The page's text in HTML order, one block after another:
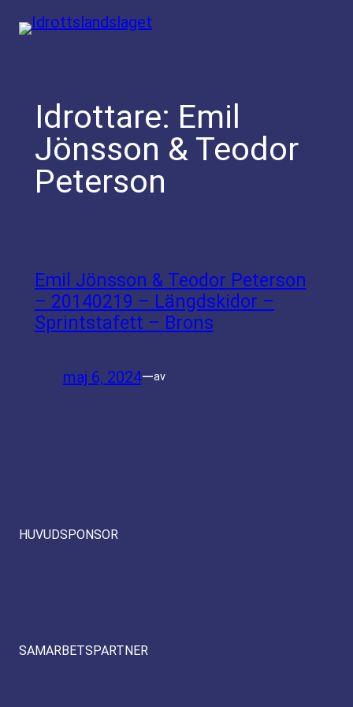
Hoppa
Idrottare: Emil
Jönsson & Teodor
Peterson
Emil Jönsson & Teodor Peterson
– 20140219 – Längdskidor –
Sprintstafett – Brons
maj 6, 2024—av
HUVUDSPONSOR
SAMARBETSPARTNER